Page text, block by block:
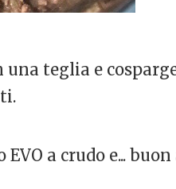
teglia e
a crudo e...